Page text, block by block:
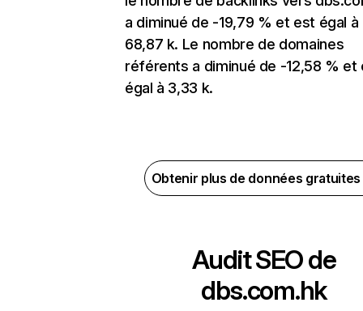
a diminué de -19,79 % et est égal à
68,87 k. Le nombre de domaines
référents a diminué de -12,58 % et
égal à 3,33 k.
Obtenir plus de données
Audit SEO de
dbs.com.hk